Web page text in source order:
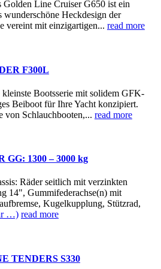
Line Cruiser G650 ist ein
Heckdesign der
vereint mit einzigartigen... read more
F300L
Bootsserie mit solidem GFK-
Beiboot für Ihre Yacht konzipiert.
von Schlauchbooten,... read more
1300 – 3000 kg
Räder seitlich mit verzinkten
14", Gummifederachse(n) mit
Kugelkupplung, Stützrad,
…) read more
TENDERS S330